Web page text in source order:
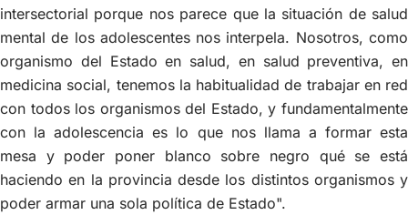
intersectorial porque nos parece que la situación de salud
mental de los adolescentes nos interpela. Nosotros, como
organismo del Estado en salud, en salud preventiva, en
medicina social, tenemos la habitualidad de trabajar en red
con todos los organismos del Estado, y fundamentalmente
con la adolescencia es lo que nos llama a formar esta
mesa y poder poner blanco sobre negro qué se está
haciendo en la provincia desde los distintos organismos y
poder armar una sola política de Estado".